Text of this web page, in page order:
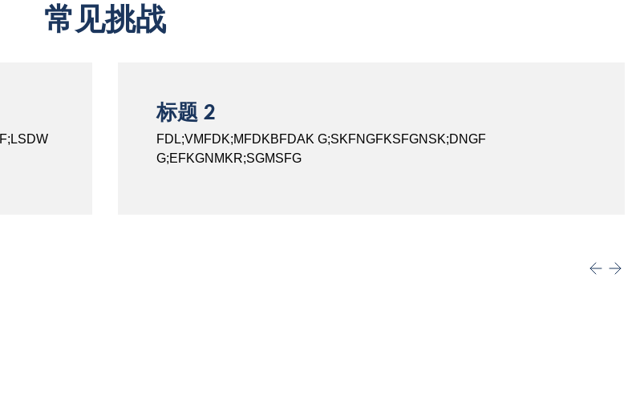
常见挑战
标题 2
FDL;VMFDK;MFDKBFDAK G;SKFNGFKSFGNSK;DNGF
G;EFKGNMKR;SGMSFG